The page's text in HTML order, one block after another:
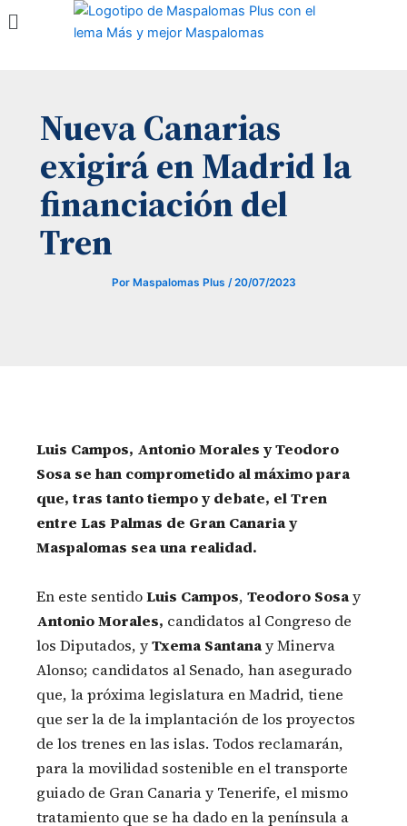
Menú
Nueva Canarias
exigirá en Madrid la
financiación del
Tren
Por Maspalomas Plus /20/07/2023
Luis Campos, Antonio Morales y Teodoro
Sosa se han comprometido al máximo para
que, tras tanto tiempo y debate, el Tren
entre Las Palmas de Gran Canaria y
Maspalomas sea una realidad.
En este sentidoLuis Campos, Teodoro Sosay
Antonio Morales, candidatos al Congreso de
los Diputados, yTxema Santanay Minerva
Alonso; candidatos al Senado, han asegurado
que, la próxima legislatura en Madrid, tiene
que ser la de la implantación de los proyectos
de los trenes en las islas. Todos reclamarán,
para la movilidad sostenible en el transporte
guiado de Gran Canaria y Tenerife, el mismo
tratamiento que se ha dado en la península a